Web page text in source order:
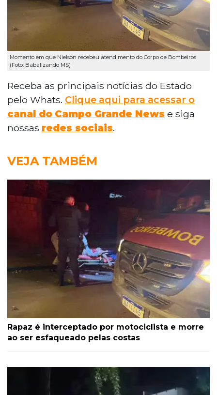
Momento em que Nielson recebeu atendimento do Corpo de Bombeiros
(Foto: Babalizando MS)
Receba as principais notícias do Estado
pelo Whats. Clique aqui para acessar o
canal do Campo Grande News e siga
nossas redes sociais.
VEJA TAMBÉM
Rapaz é interceptado por motociclista e morre
ao ser esfaqueado pelas costas